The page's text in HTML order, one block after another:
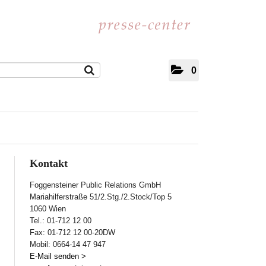
0
Kontakt
Foggensteiner Public Relations GmbH
Mariahilferstraße 51/2.Stg./2.Stock/Top 5
1060 Wien
Tel.: 01-712 12 00
Fax: 01-712 12 00-20DW
Mobil: 0664-14 47 947
E-Mail senden >